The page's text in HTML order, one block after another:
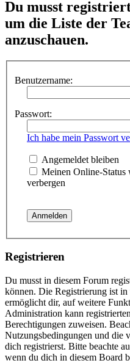
Du musst
um die Liste der
anzuschauen.
Benutzername:
Passwort:
Ich habe mein Passwort
Angemeldet bleiben
Meinen Online-Status
verbergen
Registrieren
Du musst in diesem Forum
können. Die Registrierung ist
ermöglicht dir, auf weitere
Administration kann
Berechtigungen zuweisen.
Nutzungsbedingungen und die
dich registrierst. Bitte beachte
wenn du dich in diesem Board